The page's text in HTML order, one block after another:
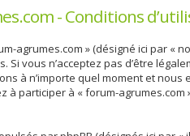
- Conditions
agrumes.com » (désigné ici par «
Si vous n’acceptez pas d’être
à n’importe quel moment et
à participer à « forum-